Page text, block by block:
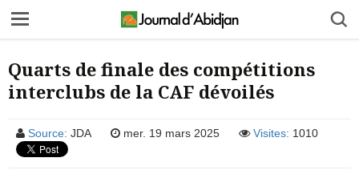
Quarts de finale des compétitions
interclubs de la CAF dévoilés
Source: JDA mer. 19 mars 2025 Visites: 1010